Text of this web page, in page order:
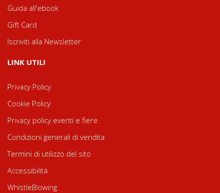
Guida all'ebook
Gift Card
Iscriviti alla Newsletter
LINK UTILI
Privacy Policy
Cookie Policy
Privacy policy eventi e fiere
Condizioni generali di vendita
Termini di utilizzo del sito
Accessibilità
WhistleBlowing